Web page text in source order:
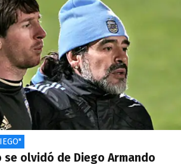
se olvidó de Diego Armando